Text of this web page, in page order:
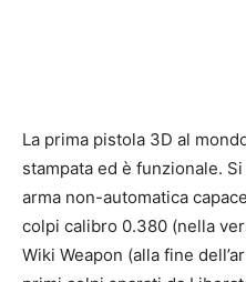
La prima pistola 3D al
stampata ed è funzionale.
arma non-automatica
colpi calibro 0.380 (nella
Wiki Weapon (alla fine